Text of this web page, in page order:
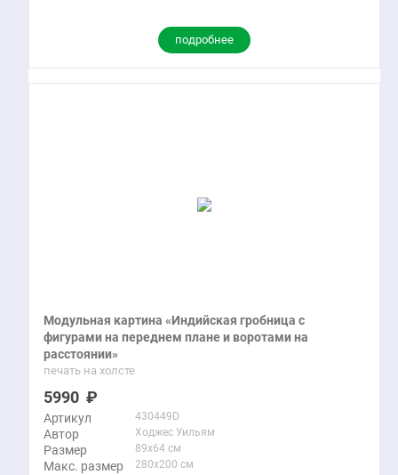
подробнее
Модульная картина «Индийская гробница с
фигурами на переднем плане и воротами на
расстоянии»
печать на холсте
5990
Артикул 430449D
Автор Ходжес Уильям
Размер 89x64 см
Макс. размер 280x200 см